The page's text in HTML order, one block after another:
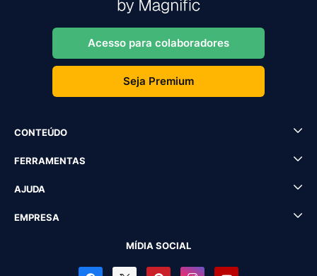
Acesso para colaboradores
Seja Premium
CONTEÚDO
FERRAMENTAS
AJUDA
EMPRESA
MÍDIA SOCIAL